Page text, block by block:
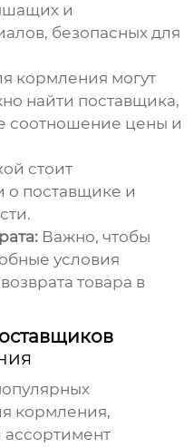
и
безопасных для
кормления могут
найти поставщика,
соотношение цены и
стоит
о поставщике и
Важно, чтобы
условия
товара в
кормления,